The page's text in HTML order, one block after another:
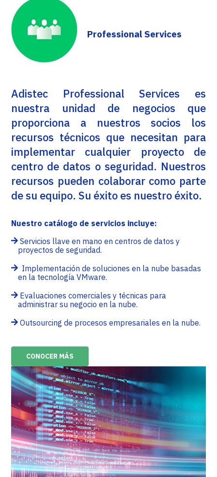
Professional Services
Adistec Professional Services es
nuestra unidad de negocios que
proporciona a nuestros socios los
recursos técnicos que necesitan para
implementar cualquier proyecto de
centro de datos o seguridad. Nuestros
recursos pueden colaborar como parte
de su equipo. Su éxito es nuestro éxito.
Nuestro catálogo de servicios incluye:
Servicios llave en mano en centros de datos y
proyectos de seguridad.
Implementación de soluciones en la nube basadas
en la tecnología VMware.
Evaluaciones comerciales y técnicas para
administrar su negocio en la nube.
Outsourcing de procesos empresariales en la nube.
CONOCER MÁS